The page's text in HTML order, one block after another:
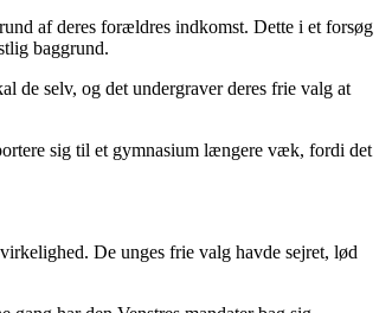
af deres forældres indkomst. Dette i et forsøg
baggrund.
de selv, og det undergraver deres frie valg at
sig til et gymnasium længere væk, fordi det
De unges frie valg havde sejret, lød